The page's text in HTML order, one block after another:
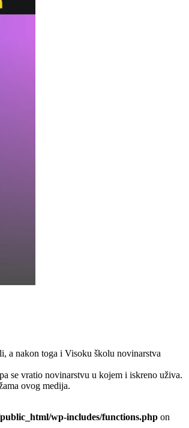
a nakon toga i Visoku školu novinarstva
se vratio novinarstvu u kojem i iskreno uživa.
ovog medija.
wp-includes/functions.php on